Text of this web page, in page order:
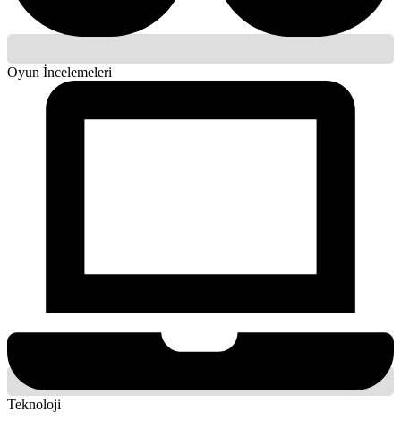
Oyun İncelemeleri
Teknoloji